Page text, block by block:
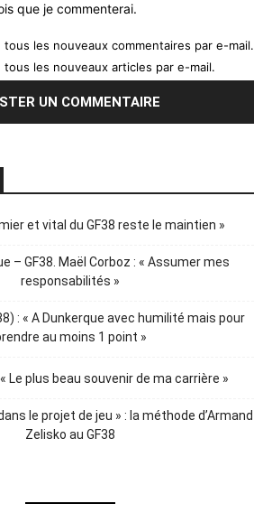
que je commenterai.
tous les nouveaux commentaires par e-mail.
tous les nouveaux articles par e-mail.
et vital du GF38 reste le maintien »
– GF38. Maël Corboz : « Assumer mes
responsabilités »
: « A Dunkerque avec humilité mais pour
au moins 1 point »
Le plus beau souvenir de ma carrière »
le projet de jeu » : la méthode d’Armand
Zelisko au GF38